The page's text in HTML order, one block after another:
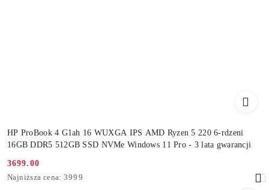
HP ProBook 4 G1ah 16 WUXGA IPS AMD Ryzen 5 220 6-rdzeni
16GB DDR5 512GB SSD NVMe Windows 11 Pro - 3 lata gwarancji
Cena
promocyjna:
3699.00
Najniższa
Najniższa cena: 3999